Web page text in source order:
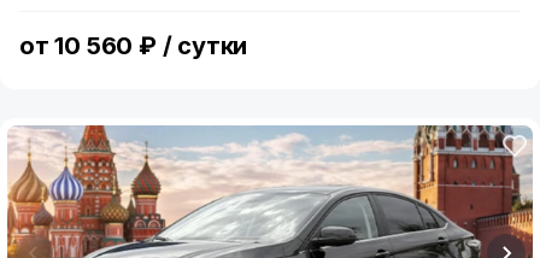
от 10 560 ₽ / сутки